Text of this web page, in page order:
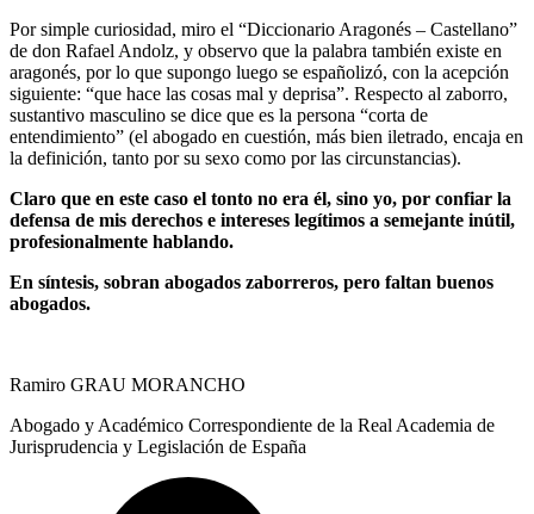
Por simple curiosidad, miro el “Diccionario Aragonés – Castellano”
de don Rafael Andolz, y observo que la palabra también existe en
aragonés, por lo que supongo luego se españolizó, con la acepción
siguiente: “que hace las cosas mal y deprisa”. Respecto al zaborro,
sustantivo masculino se dice que es la persona “corta de
entendimiento” (el abogado en cuestión, más bien iletrado, encaja en
la definición, tanto por su sexo como por las circunstancias).
Claro que en este caso el tonto no era él, sino yo, por confiar la
defensa de mis derechos e intereses legítimos a semejante inútil,
profesionalmente hablando.
En síntesis, sobran abogados zaborreros, pero faltan buenos
abogados.
Ramiro GRAU MORANCHO
Abogado y Académico Correspondiente de la Real Academia de
Jurisprudencia y Legislación de España